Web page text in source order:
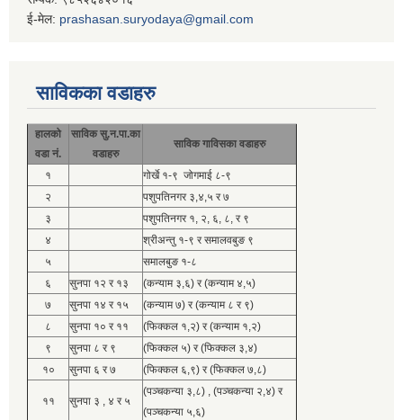
ई-मेल: prashasan.suryodaya@gmail.com
साविकका वडाहरु
हालको
वडा नं.
साविक सु.न.पा.का
वडाहरु
साविक गाविसका वडाहरु
१
गोर्खे १-९ जोगमाई ८-९
२
पशुपतिनगर ३,४,५ र ७
३
पशुपतिनगर १, २, ६, ८, र ९
४
श्रीअन्तु १-९ र समालवबुङ ९
५
समालबुङ १-८
६
सुनपा १२ र १३
(कन्याम ३,६) र (कन्याम ४,५)
७
सुनपा १४ र १५
(कन्याम ७) र (कन्याम ८ र ९)
८
सुनपा १० र ११
(फिक्कल १,२) र (कन्याम १,२)
९
सुनपा ८ र ९
(फिक्कल ५) र (फिक्कल ३,४)
१०
सुनपा ६ र ७ (फिक्कल ६,९) र (फिक्कल ७,८)
११ सुनपा ३ , ४ र ५
(पञ्चकन्या ३,८) , (पञ्चकन्या २,४) र
(पञ्चकन्या ५,६)